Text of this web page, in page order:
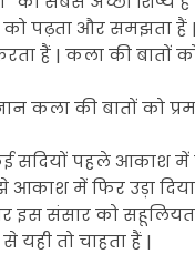
को पढ़ता और समझता हैं |
हैं | कला की बातों
कला की बातों को
सदियों पहले आकाश में
आकाश में फिर उड़ा
इस संसार को सहूलियत
यही तो चाहता हैं |